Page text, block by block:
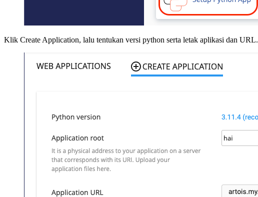
Klik Create Application, lalu tentukan versi python serta letak aplikasi dan URL.